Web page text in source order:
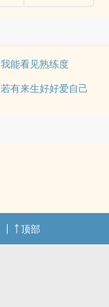
我能看见熟练度
若有来生好好爱自己
顶部